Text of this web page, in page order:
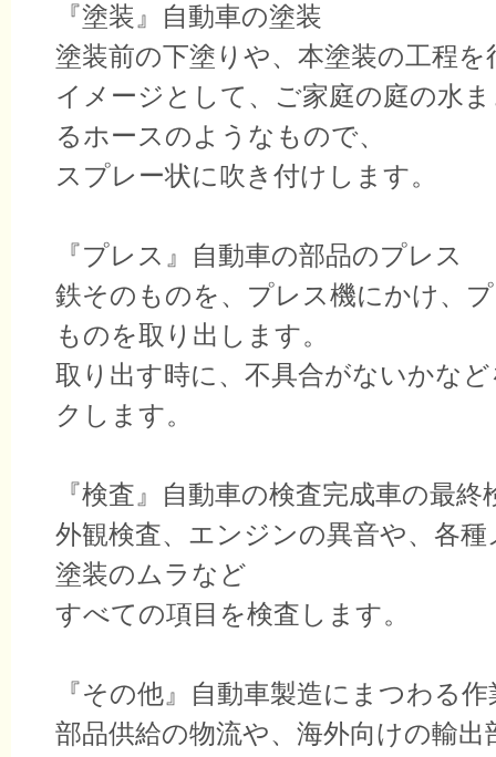
『塗装』自動車の塗装
塗装前の下塗りや、本塗装の工程を
イメージとして、ご家庭の庭の水
るホースのようなもので、
スプレー状に吹き付けします。
『プレス』自動車の部品のプレス
鉄そのものを、プレス機にかけ、
ものを取り出します。
取り出す時に、不具合がないかな
クします。
『検査』自動車の検査完成車の最終
外観検査、エンジンの異音や、各種
塗装のムラなど
すべての項目を検査します。
『その他』自動車製造にまつわる作
部品供給の物流や、海外向けの輸出